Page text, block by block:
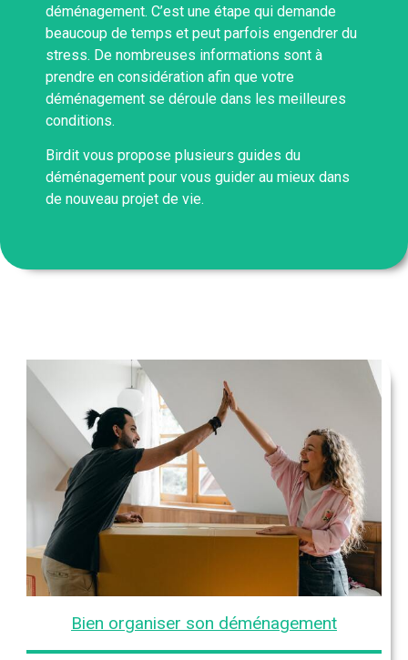
déménagement. C’est une étape qui demande
beaucoup de temps et peut parfois engendrer du
stress. De nombreuses informations sont à
prendre en considération afin que votre
déménagement se déroule dans les meilleures
conditions.
Birdit vous propose plusieurs guides du
déménagement pour vous guider au mieux dans
de nouveau projet de vie.
Bien organiser son déménagement